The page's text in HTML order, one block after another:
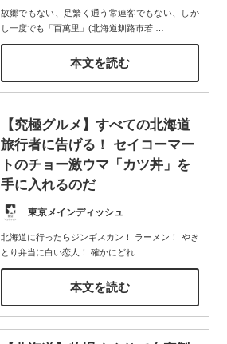
故郷でもない、足繁く通う常連客でもない、しか
し一度でも「百萬里」(北海道釧路市若…
本文を読む
【究極グルメ】すべての北海道
旅行者に告げる！ セイコーマー
トのチョー激ウマ「カツ丼」を
手に入れるのだ
東京メインディッシュ
北海道に行ったらジンギスカン！ ラーメン！ やき
とり弁当に白い恋人！ 確かにどれ…
本文を読む